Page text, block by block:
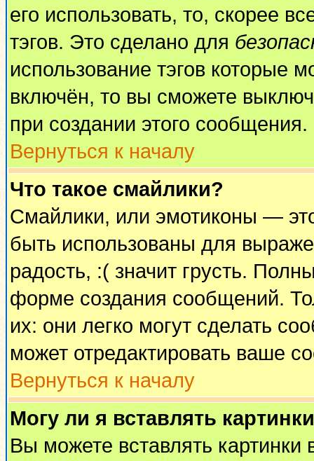
его использовать, то, скорее
тэгов. Это сделано для
использование тэгов которые
включён, то вы сможете
при создании этого сообщения.
Вернуться к началу
Что такое смайлики?
Смайлики, или эмотиконы —
быть использованы для
радость, :( значит грусть.
форме создания сообщений.
их: они легко могут сделать
может отредактировать ваше
Вернуться к началу
Могу ли я вставлять
Вы можете вставлять